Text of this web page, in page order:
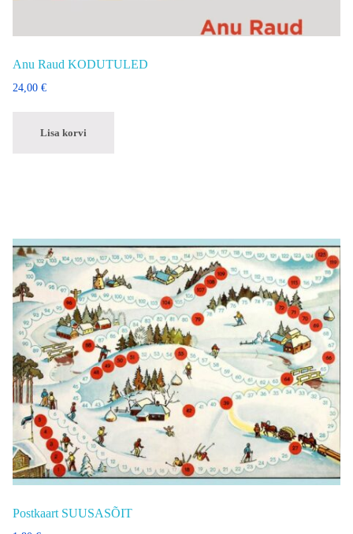
Anu Raud KODUTULED
24,00 €
Lisa korvi
Postkaart SUUSASÕIT